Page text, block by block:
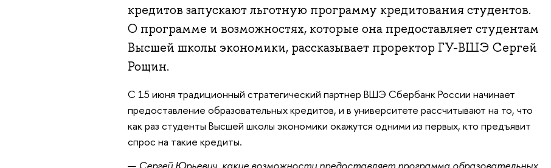
кредитов запускают льготную программу кредитования студентов.
О программе и возможностях, которые она предоставляет студентам
Высшей школы экономики, рассказывает проректор ГУ-ВШЭ Сергей
Рощин.
С 15 июня традиционный стратегический партнер ВШЭ Сбербанк России начинает
предоставление образовательных кредитов, и в университете рассчитывают на то, что
как раз студенты Высшей школы экономики окажутся одними из первых, кто предъявит
спрос на такие кредиты.